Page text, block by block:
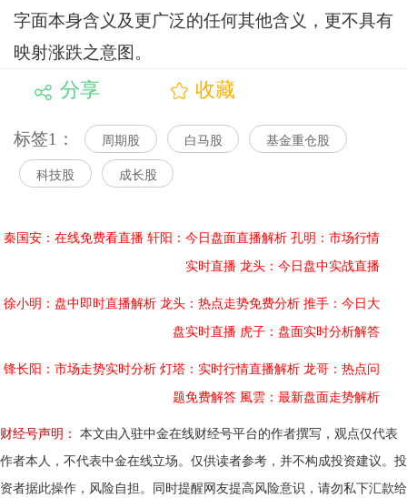
字面本身含义及更广泛的任何其他含义，更不具有
映射涨跌之意图。
分享 收藏
标签1： 周期股 白马股 基金重仓股
科技股 成长股
秦国安：在线免费看直播 轩阳：今日盘面直播解析 孔明：市场行情
实时直播 龙头：今日盘中实战直播
徐小明：盘中即时直播解析 龙头：热点走势免费分析 推手：今日大
盘实时直播 虎子：盘面实时分析解答
锋长阳：市场走势实时分析 灯塔：实时行情直播解析 龙哥：热点问
题免费解答 風雲：最新盘面走势解析
财经号声明：
本文由入驻中金在线财经号平台的作者撰写，观点仅代表
作者本人，不代表中金在线立场。仅供读者参考，并不构成投资建议。投
资者据此操作，风险自担。同时提醒网友提高风险意识，请勿私下汇款给